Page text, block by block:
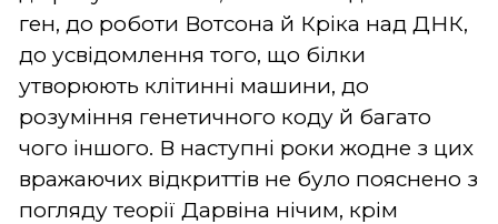
ген, до роботи Вотсона й Кріка над ДНК,
до усвідомлення того, що білки
утворюють клітинні машини, до
розуміння генетичного коду й багато
чого іншого. В наступні роки жодне з цих
вражаючих відкриттів не було пояснено з
погляду теорії Дарвіна нічим, крім